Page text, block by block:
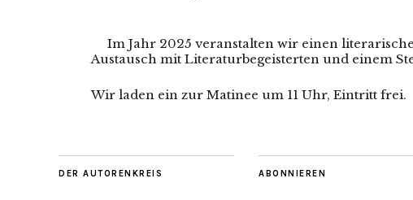
Im Jahr 2025 veranstalten wir einen
Austausch mit Literaturbegeisterten und einem
Wir laden ein zur Matinee um 11 Uhr, Eintritt frei.
DER AUTORENKREIS ABONNIEREN